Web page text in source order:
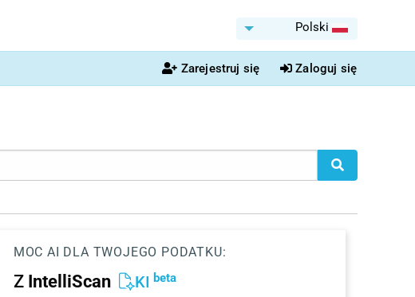
Polski
Zarejestruj się Zaloguj się
MOC AI DLA TWOJEGO PODATKU:
Z IntelliScan KI beta